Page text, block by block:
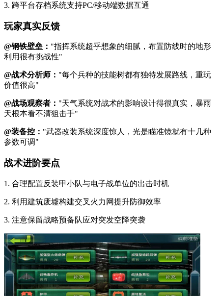
3. 跨平台存档系统支持PC/移动端数据互通
玩家真实反馈
@钢铁壁垒： "指挥系统超乎想象的细腻，布置防线时的地形
利用很有挑战性"
@战术分析师： "每个兵种的技能树都有独特发展路线，重玩
价值很高"
@战场观察者： "天气系统对战术的影响设计得很真实，暴雨
天根本看不清狙击手"
@装备控： "武器改装系统深度惊人，光是瞄准镜就有十几种
参数可调"
战术进阶要点
1. 合理配置反装甲小队与电子战单位的出击时机
2. 利用建筑废墟构建交叉火力网提升防御效率
3. 注意保留战略预备队应对突发空降突袭